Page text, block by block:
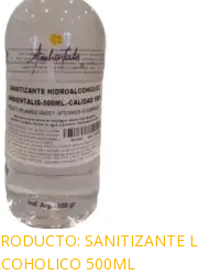
SANITIZANTE
500ML